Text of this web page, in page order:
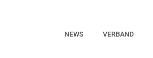
NEWS VERBAND